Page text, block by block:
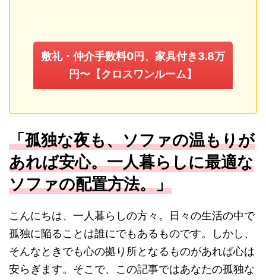
敷礼・仲介手数料0円、家具付き3.8万
円〜【クロスワンルーム】
「孤独な夜も、ソファの温もりが
あれば安心。一人暮らしに最適な
ソファの配置方法。」
こんにちは、一人暮らしの方々。日々の生活の中で
孤独に陥ることは誰にでもあるものです。しかし、
そんなときでも心の拠り所となるものがあれば心は
安らぎます。そこで、この記事ではあなたの孤独な